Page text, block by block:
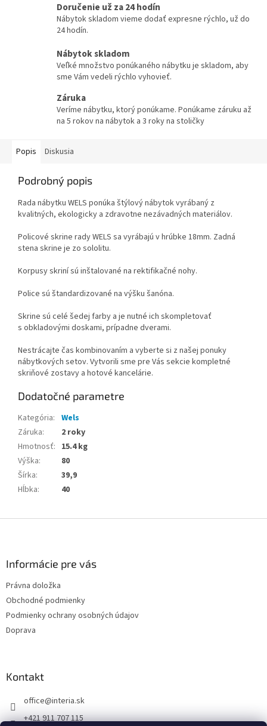
Doručenie už za 24 hodín
Nábytok skladom vieme dodať expresne rýchlo, už do
24 hodín.
Nábytok skladom
Veľké množstvo ponúkaného nábytku je skladom, aby
sme Vám vedeli rýchlo vyhovieť.
Záruka
Veríme nábytku, ktorý ponúkame. Ponúkame záruku až
na 5 rokov na nábytok a 3 roky na stoličky
Popis Diskusia
Podrobný popis
Rada nábytku WELS ponúka štýlový nábytok vyrábaný z
kvalitných, ekologicky a zdravotne nezávadných materiálov.
Policové skrine rady WELS sa vyrábajú v hrúbke 18mm. Zadná
stena skrine je zo sololitu.
Korpusy skriní sú inštalované na rektifikačné nohy.
Police sú štandardizované na výšku šanóna.
Skrine sú celé šedej farby a je nutné ich skompletovať
s obkladovými doskami, prípadne dverami.
Nestrácajte čas kombinovaním a vyberte si z našej ponuky
nábytkových setov. Vytvorili sme pre Vás sekcie kompletné
skriňové zostavy a hotové kancelárie.
Dodatočné parametre
Kategória: Wels
Záruka:
2 roky
Hmotnosť: 15.4 kg
Výška:
80
Šírka:
39,9
Hĺbka: 40
Informácie pre vás
Právna doložka
Obchodné podmienky
Podmienky ochrany osobných údajov
Doprava
Kontakt
office@interia.sk
+421 911 707 115